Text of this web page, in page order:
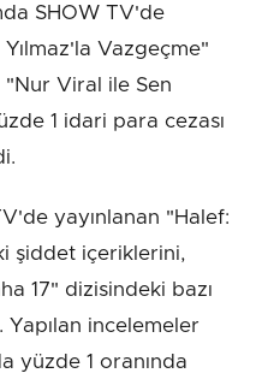
SHOW TV'de
Vazgeçme"
"Nur Viral ile Sen
1 idari para cezası
yayınlanan "Halef:
şiddet içeriklerini,
17" dizisindeki bazı
incelemeler
yüzde 1 oranında